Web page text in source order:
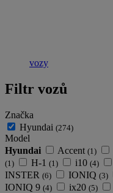
vozy
Filtr vozů
Značka
Hyundai (274)
Model
Hyundai
Accent (1)
(1) H-1 (1) i10 (4)
INSTER (6) IONIQ (3)
IONIQ 9 (4) ix20 (5)